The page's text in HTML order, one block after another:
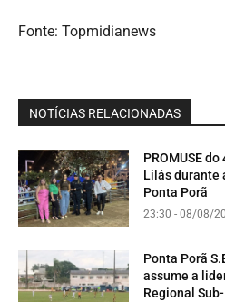
Fonte: Topmidianews
NOTÍCIAS RELACIONADAS
PROMUSE
Lilás durante
Ponta Porã
23:30 - 08/08/
Ponta Porã
assume a
Regional